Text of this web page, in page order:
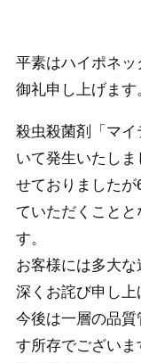
平素はハイポネッ
御礼申し上げます
殺虫殺菌剤「マ
いて発生いたし
せておりました
ていただくこと
す。
お客様には多大
深くお詫び申し上
今後は一層の品質
す所存でござい